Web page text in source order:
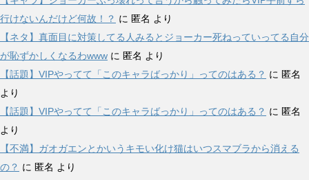
行けないんだけど何故！？ に 匿名 より
【ネタ】真面目に対策してる人みるとジョーカー死ねっていってる自分
が恥ずかしくなるわwww に 匿名 より
【話題】VIPやってて「このキャラばっかり」ってのはある？ に 匿名
より
【話題】VIPやってて「このキャラばっかり」ってのはある？ に 匿名
より
【不満】ガオガエンとかいうキモい化け猫はいつスマブラから消える
の？ に 匿名 より